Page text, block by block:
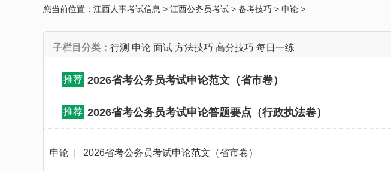
您当前位置： 江西人事考试信息 > 江西公务员考试 > 备考技巧 > 申论 >
子栏目分类： 行测 申论 面试 方法技巧 高分技巧 每日一练
推荐 2026省考公务员考试申论范文（省市卷）
推荐 2026省考公务员考试申论答题要点（行政执法卷）
申论 2026省考公务员考试申论范文（省市卷）